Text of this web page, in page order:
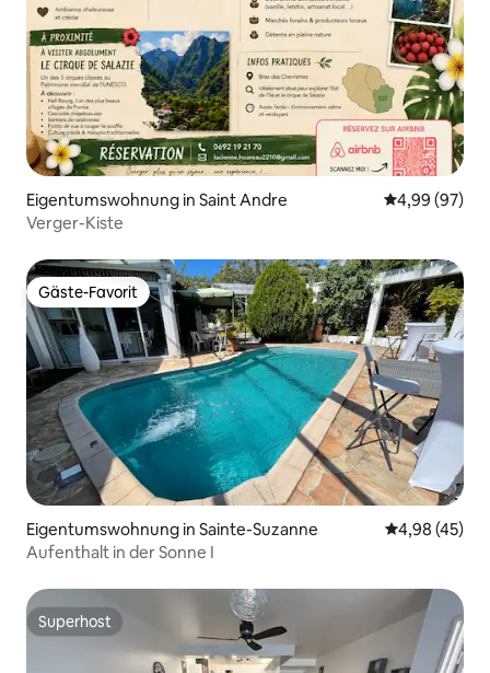
Eigentumswohnung in Saint Andre
4,99 (97)
Verger-Kiste
Gäste-Favorit
Gäste-Favorit
Eigentumswohnung in Sainte-Suzanne
4,98 (45)
Aufenthalt in der Sonne I
Superhost
Superhost